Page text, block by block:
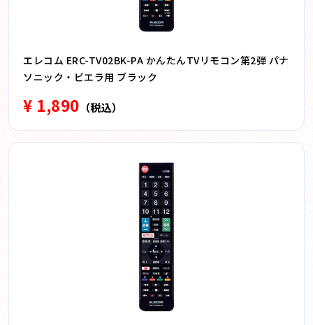
エレコム ERC-TV02BK-PA かんたんTVリモコン第2弾 パナ
ソニック・ビエラ用 ブラック
¥ 1,890 （税込）